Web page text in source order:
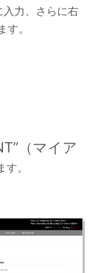
力、さらに右
。
（マイア
。